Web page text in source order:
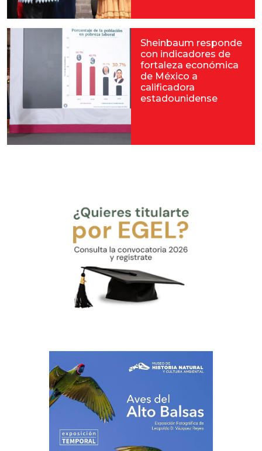
Sheinbaum responde
con indicadores de
fortaleza económica
de México a
calificadora
estadounidense